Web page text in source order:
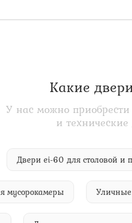
Какие
У нас можно
и
Двери ei-60 для
Уличные